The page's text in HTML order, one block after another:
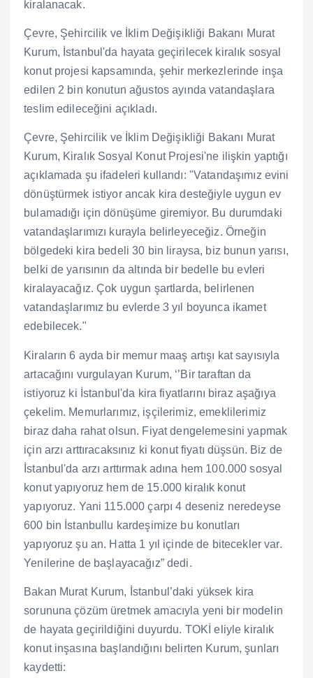
kiralanacak.
Çevre, Şehircilik ve İklim Değişikliği Bakanı Murat
Kurum, İstanbul'da hayata geçirilecek kiralık sosyal
konut projesi kapsamında, şehir merkezlerinde inşa
edilen 2 bin konutun ağustos ayında vatandaşlara
teslim edileceğini açıkladı.
Çevre, Şehircilik ve İklim Değişikliği Bakanı Murat
Kurum, Kiralık Sosyal Konut Projesi'ne ilişkin yaptığı
açıklamada şu ifadeleri kullandı: "Vatandaşımız evini
dönüştürmek istiyor ancak kira desteğiyle uygun ev
bulamadığı için dönüşüme giremiyor. Bu durumdaki
vatandaşlarımızı kurayla belirleyeceğiz. Örneğin
bölgedeki kira bedeli 30 bin liraysa, biz bunun yarısı,
belki de yarısının da altında bir bedelle bu evleri
kiralayacağız. Çok uygun şartlarda, belirlenen
vatandaşlarımız bu evlerde 3 yıl boyunca ikamet
edebilecek."
Kiraların 6 ayda bir memur maaş artışı kat sayısıyla
artacağını vurgulayan Kurum, ‘’Bir taraftan da
istiyoruz ki İstanbul'da kira fiyatlarını biraz aşağıya
çekelim. Memurlarımız, işçilerimiz, emeklilerimiz
biraz daha rahat olsun. Fiyat dengelemesini yapmak
için arzı arttıracaksınız ki konut fiyatı düşsün. Biz de
İstanbul'da arzı arttırmak adına hem 100.000 sosyal
konut yapıyoruz hem de 15.000 kiralık konut
yapıyoruz. Yani 115.000 çarpı 4 deseniz neredeyse
600 bin İstanbullu kardeşimize bu konutları
yapıyoruz şu an. Hatta 1 yıl içinde de bitecekler var.
Yenilerine de başlayacağız” dedi.
Bakan Murat Kurum, İstanbul’daki yüksek kira
sorununa çözüm üretmek amacıyla yeni bir modelin
de hayata geçirildiğini duyurdu. TOKİ eliyle kiralık
konut inşasına başlandığını belirten Kurum, şunları
kaydetti: